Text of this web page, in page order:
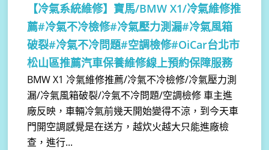
【冷氣系統維修】 寶馬/BMW X1/冷氣維修推
薦#冷氣不冷檢修#冷氣壓力測漏#冷氣風箱
破裂#冷氣不冷問題#空調檢修#OiCar台北市
松山區推薦汽車保養維修線上預約保障服務
BMW X1 冷氣維修推薦/冷氣不冷檢修/冷氣壓力測
漏/冷氣風箱破裂/冷氣不冷問題/空調檢修 車主進
廠反映，車輛冷氣前幾天開始變得不涼，到今天車
門開空調感覺是在送方，越炊火越大只能進廠檢
查，進行...